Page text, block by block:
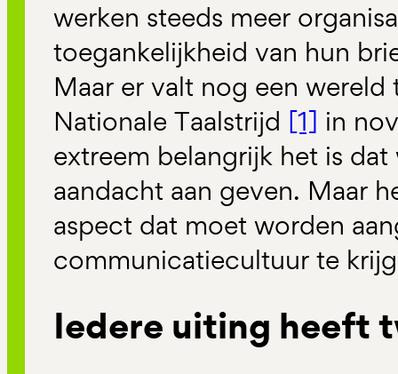
werken steeds meer
toegankelijkheid van hun
Maar er valt nog een wereld
Nationale Taalstrijd [1] in
extreem belangrijk het is
aandacht aan geven. Maar
aspect dat moet worden
communicatiecultuur te
Iedere uiting heeft